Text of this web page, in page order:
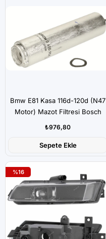
Bmw E81 Kasa 116d-120d (N47
Motor) Mazot Filtresi Bosch
₺976,80
Sepete Ekle
%16